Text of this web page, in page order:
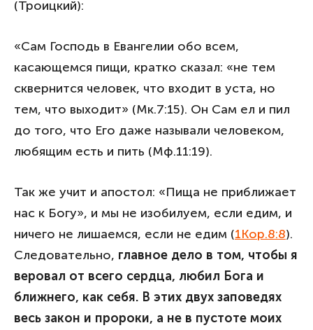
(Троицкий):
«Сам Господь в Евангелии обо всем,
касающемся пищи, кратко сказал: «не тем
сквернится человек, что входит в уста, но
тем, что выходит» (Мк.7:15). Он Сам ел и пил
до того, что Его даже называли человеком,
любящим есть и пить (Мф.11:19).
Так же учит и апостол: «Пища не приближает
нас к Богу», и мы не изобилуем, если едим, и
ничего не лишаемся, если не едим (1Кор.8:8).
Следовательно, главное дело в том, чтобы я
веровал от всего сердца, любил Бога и
ближнего, как себя. В этих двух заповедях
весь закон и пророки, а не в пустоте моих